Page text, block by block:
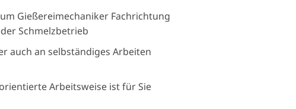
Gießereimechaniker Fachrichtung
Schmelzbetrieb
auch an selbständiges Arbeiten
Arbeitsweise ist für Sie